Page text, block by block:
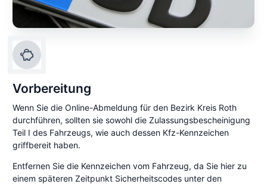
Vorbereitung
Wenn Sie die Online-Abmeldung für den Bezirk Kreis Roth
durchführen, sollten sie sowohl die Zulassungsbescheinigung
Teil I des Fahrzeugs, wie auch dessen Kfz-Kennzeichen
griffbereit haben.
Entfernen Sie die Kennzeichen vom Fahrzeug, da Sie hier zu
einem späteren Zeitpunkt Sicherheitscodes unter den